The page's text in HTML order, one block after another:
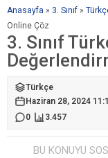
Anasayfa » 3. Sınıf »
Online Çöz
3. Sınıf
Türkçe
Haziran 28, 2024
0
3.457
BU KONUYU